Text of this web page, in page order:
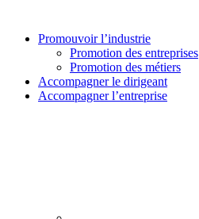
Promouvoir l’industrie
Promotion des entreprises
Promotion des métiers
Accompagner le dirigeant
Accompagner l’entreprise